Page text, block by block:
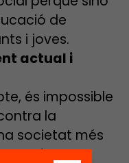
de
i joves.
actual i
és impossible
la
societat més
més